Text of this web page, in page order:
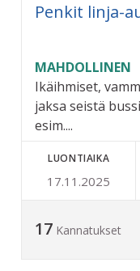
Penkit linja-
MAHDOLLINEN
Ikäihmiset,
jaksa seistä
esim....
LUONTIAIKA
17.11.2025
17 Kannatukset